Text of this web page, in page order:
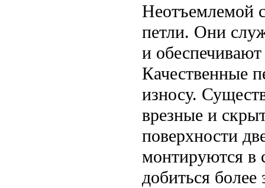
Неотъемлемой
петли. Они
и
Качественные
износу.
врезные и
поверхности
монтируются в
добиться более